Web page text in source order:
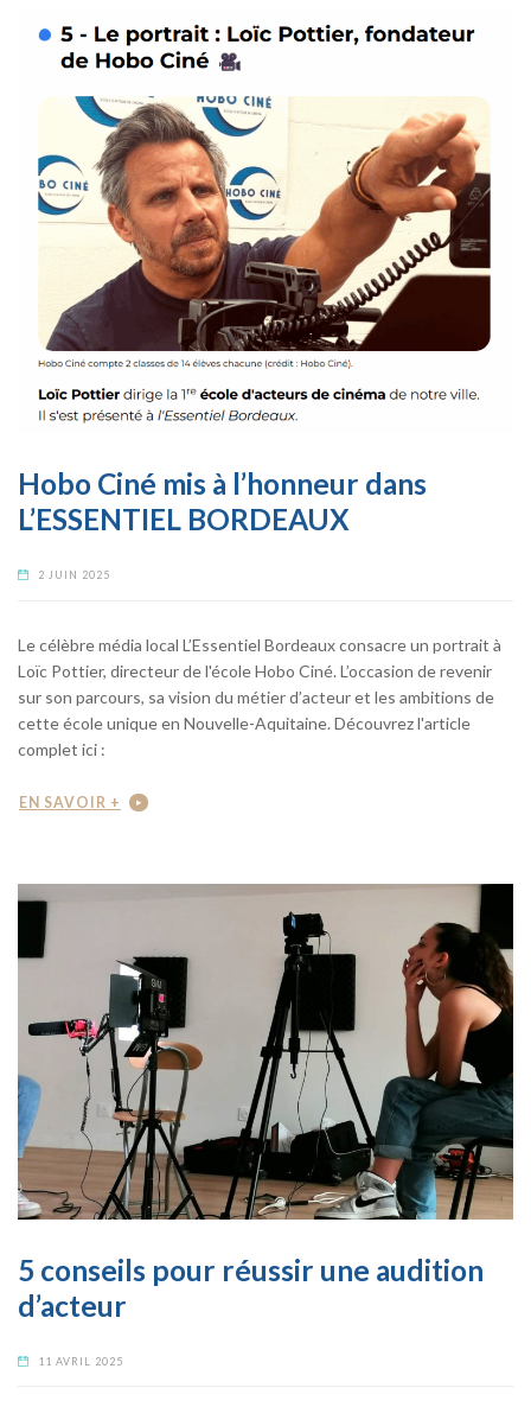
Hobo Ciné mis à l’honneur dans
L’ESSENTIEL BORDEAUX
2 JUIN 2025
Le célèbre média local L’Essentiel Bordeaux consacre un portrait à
Loïc Pottier, directeur de l'école Hobo Ciné. L’occasion de revenir
sur son parcours, sa vision du métier d’acteur et les ambitions de
cette école unique en Nouvelle-Aquitaine. Découvrez l'article
complet ici :
EN SAVOIR +
5 conseils pour réussir une audition
d’acteur
11 AVRIL 2025